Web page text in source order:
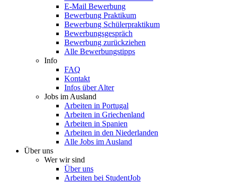
E-Mail Bewerbung
Bewerbung Praktikum
Bewerbung Schülerpraktikum
Bewerbungsgespräch
Bewerbung zurückziehen
Alle Bewerbungstipps
Info
FAQ
Kontakt
Infos über Alter
Jobs im Ausland
Arbeiten in Portugal
Arbeiten in Griechenland
Arbeiten in Spanien
Arbeiten in den Niederlanden
Alle Jobs im Ausland
Über uns
Wer wir sind
Über uns
Arbeiten bei StudentJob